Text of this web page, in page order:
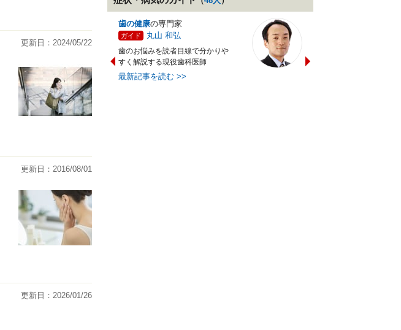
更新日：2024/05/22
更新日：2016/08/01
更新日：2026/01/26
歯の健康の専門家
ガイド 丸山 和弘
歯のお悩みを読者目線で分かりや
すく解説する現役歯科医師
最新記事を読む >>
しい快眠習慣の普及に努める